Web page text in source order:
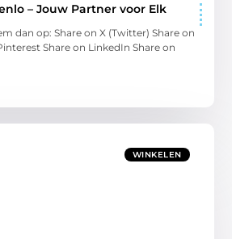
– Jouw Partner voor Elk
dan op: Share on X (Twitter) Share on
Share on LinkedIn Share on
WINKELEN